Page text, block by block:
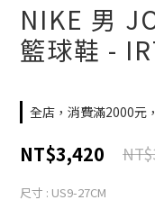
NIKE 男
籃球鞋 -
全店，消費滿2000元
NT$3,420
尺寸 : US9-27CM